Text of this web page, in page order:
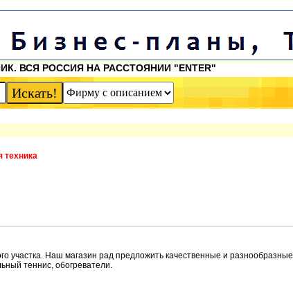
ВСЯ РОССИЯ НА РАССТОЯНИИ "ENTER"
техника
участка. Наш магазин рад предложить качественные и разнообразные
теннис, обогреватели.